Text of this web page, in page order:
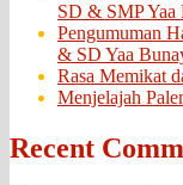
SD & SMP Yaa
Pengumuman
& SD Yaa
Rasa Memikat
Menjelajah
Recent